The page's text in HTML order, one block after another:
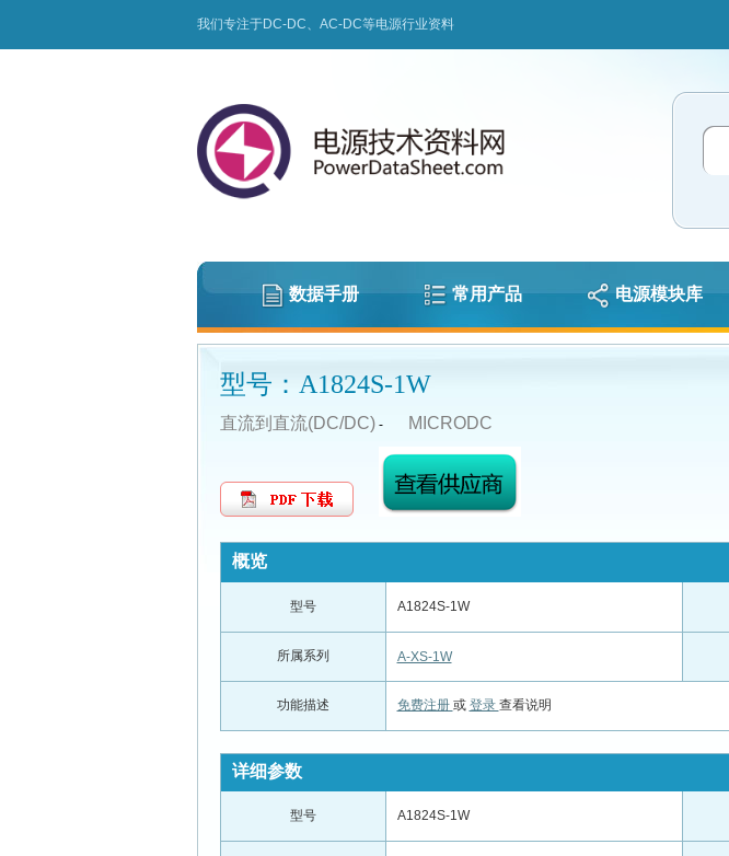
我们专注于DC-DC、AC-DC等电源行业资料
数据手册 常用产品 电源模块库
型号：A1824S-1W
直流到直流(DC/DC)- MICRODC
概览
型号 A1824S-1W
所属系列 A-XS-1W
功能描述 免费注册 或 登录 查看说明
详细参数
型号 A1824S-1W